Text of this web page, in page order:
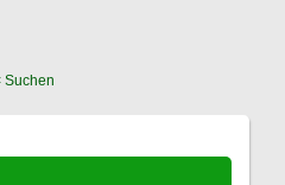
Suchen